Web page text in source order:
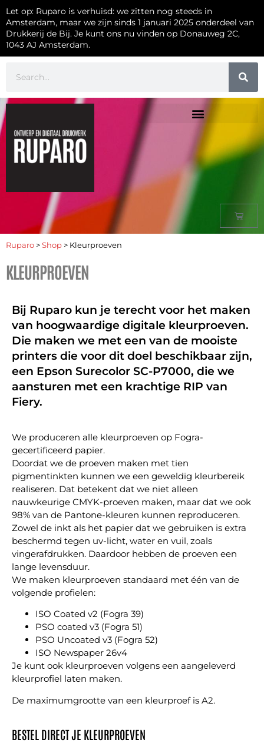
Let op: Ruparo is verhuisd: we zitten nog steeds in
Amsterdam, maar we zijn sinds 1 januari 2025 onderdeel van
Drukkerij de Bij. Je kunt ons nu vinden op Donauweg 2C,
1043 AJ Amsterdam.
Ruparo > Shop > Kleurproeven
KLEURPROEVEN
Bij Ruparo kun je terecht voor het maken
van hoogwaardige digitale kleurproeven.
Die maken we met een van de mooiste
printers die voor dit doel beschikbaar zijn,
een Epson Surecolor SC-P7000, die we
aansturen met een krachtige RIP van
Fiery.
We produceren alle kleurproeven op Fogra-
gecertificeerd papier.
Doordat we de proeven maken met tien
pigmentinkten kunnen we een geweldig kleurbereik
realiseren. Dat betekent dat we niet alleen
nauwkeurige CMYK-proeven maken, maar dat we ook
98% van de Pantone-kleuren kunnen reproduceren.
Zowel de inkt als het papier dat we gebruiken is extra
beschermd tegen uv-licht, water en vuil, zoals
vingerafdrukken. Daardoor hebben de proeven een
lange levensduur.
We maken kleurproeven standaard met één van de
volgende profielen:
ISO Coated v2 (Fogra 39)
PSO coated v3 (Fogra 51)
PSO Uncoated v3 (Fogra 52)
ISO Newspaper 26v4
Je kunt ook kleurproeven volgens een aangeleverd
kleurprofiel laten maken.
De maximumgrootte van een kleurproef is A2.
BESTEL DIRECT JE KLEURPROEVEN